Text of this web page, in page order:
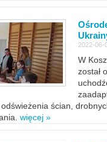
2022-06-
W
został
ścian,
więcej »